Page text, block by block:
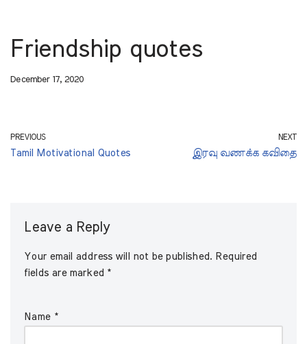
Friendship quotes
December 17, 2020
PREVIOUS
Tamil Motivational Quotes
NEXT
இரவு வணக்க கவிதை
Leave a Reply
Your email address will not be published. Required
fields are marked *
Name *